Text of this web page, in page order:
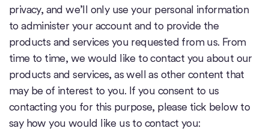
privacy, and we’ll only use your personal information
to administer your account and to provide the
products and services you requested from us. From
time to time, we would like to contact you about our
products and services, as well as other content that
may be of interest to you. If you consent to us
contacting you for this purpose, please tick below to
say how you would like us to contact you: